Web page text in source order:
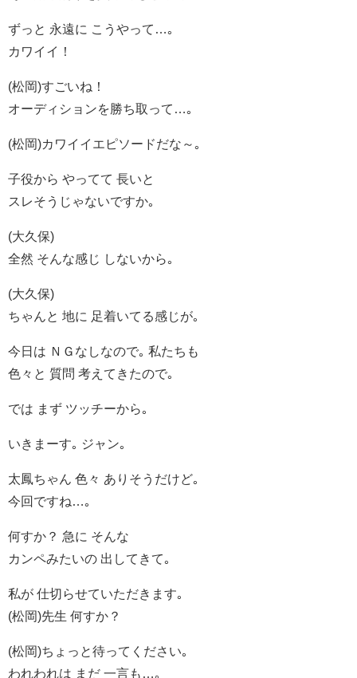
ずっと 永遠に こうやって…｡
カワイイ！
(松岡)すごいね！
オーディションを勝ち取って…｡
(松岡)カワイイエピソードだな～｡
子役から やってて 長いと
スレそうじゃないですか｡
(大久保)
全然 そんな感じ しないから｡
(大久保)
ちゃんと 地に 足着いてる感じが｡
今日は ＮＧなしなので｡ 私たちも
色々と 質問 考えてきたので｡
では まず ツッチーから｡
いきまーす｡ ジャン｡
太鳳ちゃん 色々 ありそうだけど｡
今回ですね…｡
何すか？ 急に そんな
カンペみたいの 出してきて｡
私が 仕切らせていただきます｡
(松岡)先生 何すか？
(松岡)ちょっと待ってください｡
われわれは まだ 一言も…｡